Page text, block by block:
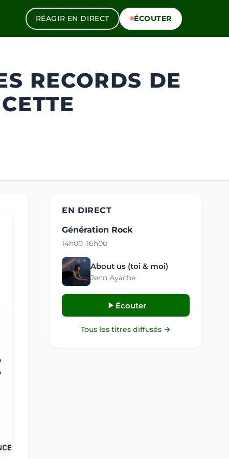
RÉAGIR EN DIRECT ÉCOUTER
RECORDS DE
EN DIRECT
Génération Rock
14h00–16h00
About us (toi & moi)
Jenn Ayache
Écouter
Tous les titres diffusés →